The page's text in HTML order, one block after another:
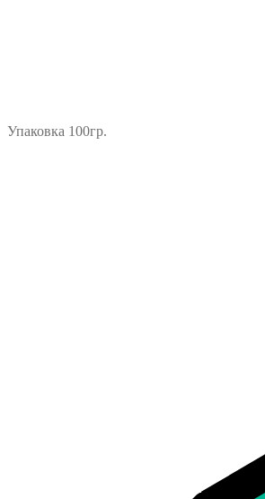
Упаковка 100гр.